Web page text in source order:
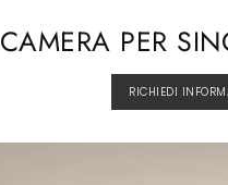
CAMERA PER
RICHIEDI